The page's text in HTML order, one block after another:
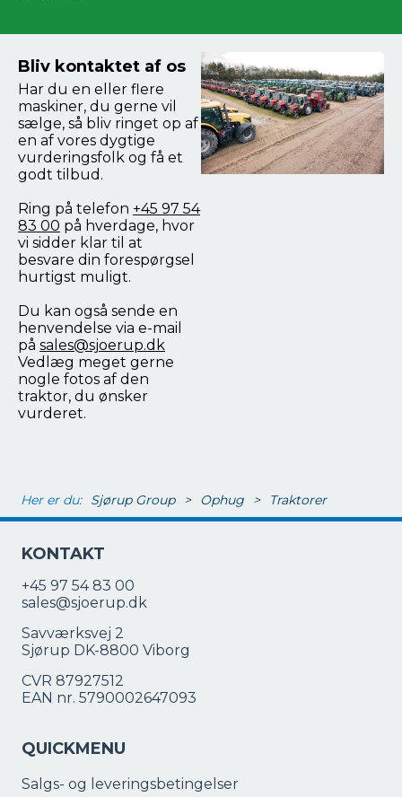
Bliv kontaktet af os
Har du en eller flere
maskiner, du gerne vil
sælge, så bliv ringet op af
en af vores dygtige
vurderingsfolk og få et
godt tilbud.
Ring på telefon +45 97 54
83 00 på hverdage, hvor
vi sidder klar til at
besvare din forespørgsel
hurtigst muligt.
Du kan også sende en
henvendelse via e-mail
på sales@sjoerup.dk
Vedlæg meget gerne
nogle fotos af den
traktor, du ønsker
vurderet.
Her er du: Sjørup Group > Ophug > Traktorer
KONTAKT
+45 97 54 83 00
sales@sjoerup.dk
Savværksvej 2
Sjørup DK-8800 Viborg
CVR 87927512
EAN nr. 5790002647093
QUICKMENU
Salgs- og leveringsbetingelser